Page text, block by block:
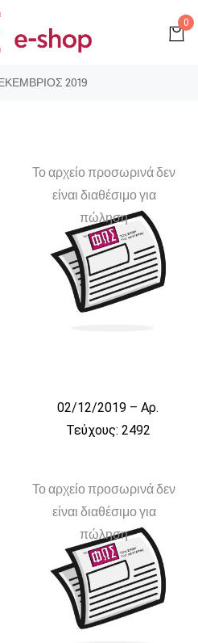
0
2019
Το αρχείο προσωρινά δεν
είναι διαθέσιμο για
πώληση
02/12/2019 – Αρ.
Τεύχους: 2492
Το αρχείο προσωρινά δεν
είναι διαθέσιμο για
πώληση